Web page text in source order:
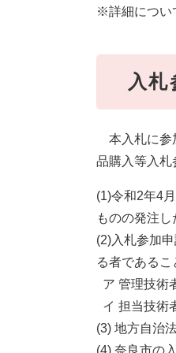
※詳細につ
入
本入札に参
品購入等入札
(1)令和2年4
ものの発注
(2)入札参加
る者であるこ
ア 管理技術
イ 担当技術
(3) 地方自治